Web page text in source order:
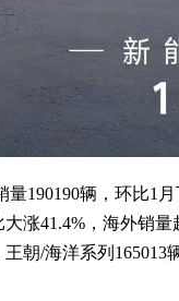
190190辆，环比1
大涨41.4%，海外销
朝/海洋系列165013